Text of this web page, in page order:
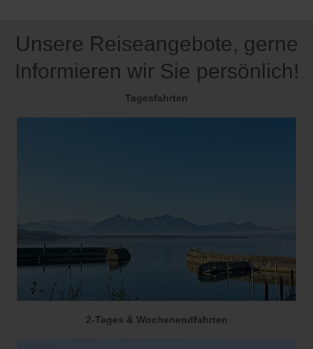
Unsere Reiseangebote, gerne
Informieren wir Sie persönlich!
Tagesfahrten
2-Tages & Wochenendfahrten